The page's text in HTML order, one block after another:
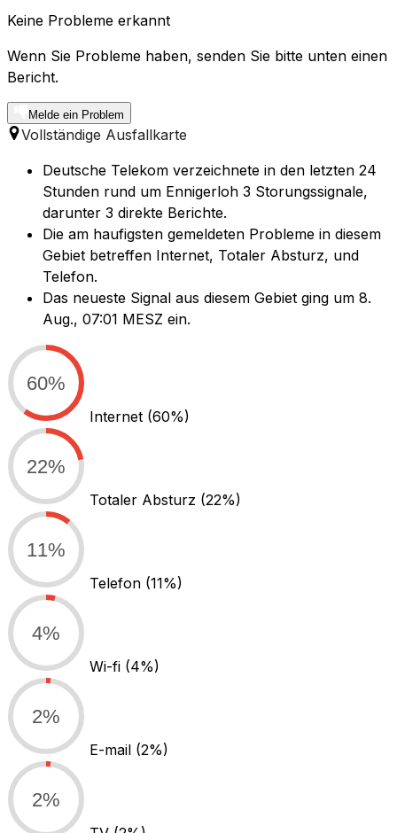
Keine Probleme erkannt
Wenn Sie Probleme haben, senden Sie bitte unten einen
Bericht.
Melde ein Problem
Vollständige Ausfallkarte
Deutsche Telekom verzeichnete in den letzten 24
Stunden rund um Ennigerloh 3 Storungssignale,
darunter 3 direkte Berichte.
Die am haufigsten gemeldeten Probleme in diesem
Gebiet betreffen Internet, Totaler Absturz, und
Telefon.
Das neueste Signal aus diesem Gebiet ging um 8.
Aug., 07:01 MESZ ein.
60%
Internet (60%)
22%
Totaler Absturz (22%)
11%
Telefon (11%)
4%
Wi-fi (4%)
2%
E-mail (2%)
2%